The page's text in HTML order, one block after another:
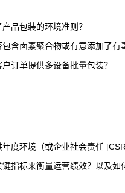
品包装的环境准则？
含卤素聚合物或有意添加了有
订单提供多设备批量包装？
度环境（或企业社会责任
键指标来衡量运营绩效？以及如